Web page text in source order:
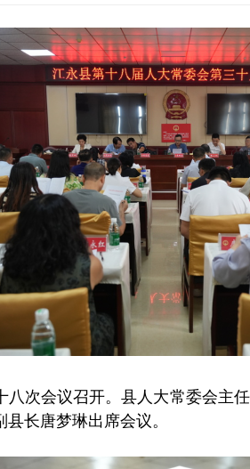
次会议召开。县人大常委会主
县长唐梦琳出席会议。